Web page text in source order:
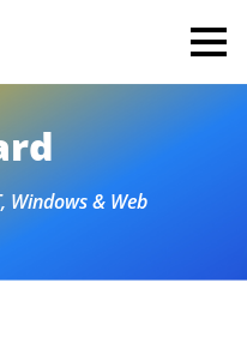
Windows & Web
×